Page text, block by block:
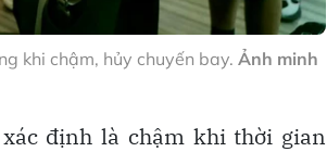
khi chậm, hủy chuyến bay. Ảnh minh
định là chậm khi thời gian